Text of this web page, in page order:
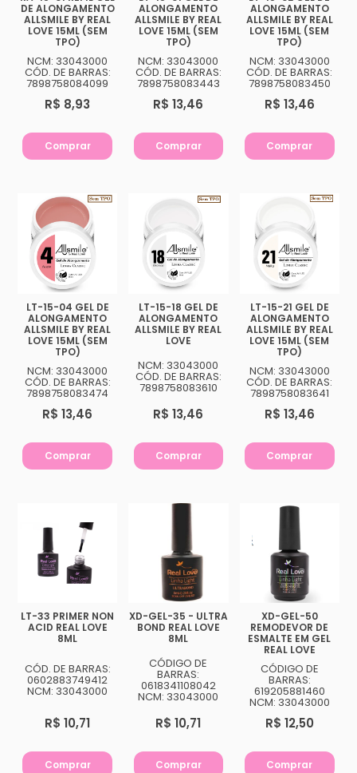
DE ALONGAMENTO
ALLSMILE BY REAL
LOVE 15ML (SEM
TPO)
NCM: 33043000
CÓD. DE BARRAS:
7898758084099
R$ 8,93
Comprar
ALONGAMENTO
ALLSMILE BY REAL
LOVE 15ML (SEM
TPO)
NCM: 33043000
CÓD. DE BARRAS:
7898758083443
R$ 13,46
Comprar
ALONGAMENTO
ALLSMILE BY REAL
LOVE 15ML (SEM
TPO)
NCM: 33043000
CÓD. DE BARRAS:
7898758083450
R$ 13,46
Comprar
LT-15-04 GEL DE
ALONGAMENTO
ALLSMILE BY REAL
LOVE 15ML (SEM
TPO)
NCM: 33043000
CÓD. DE BARRAS:
7898758083474
R$ 13,46
Comprar
LT-15-18 GEL DE
ALONGAMENTO
ALLSMILE BY REAL
LOVE
NCM: 33043000
CÓD. DE BARRAS:
7898758083610
R$ 13,46
Comprar
LT-15-21 GEL DE
ALONGAMENTO
ALLSMILE BY REAL
LOVE 15ML (SEM
TPO)
NCM: 33043000
CÓD. DE BARRAS:
7898758083641
R$ 13,46
Comprar
LT-33 PRIMER NON
ACID REAL LOVE
8ML
CÓD. DE BARRAS:
0602883749412
NCM: 33043000
R$ 10,71
Comprar
XD-GEL-35 - ULTRA
BOND REAL LOVE
8ML
CÓDIGO DE
BARRAS:
0618341108042
NCM: 33043000
R$ 10,71
Comprar
XD-GEL-50
REMODEVOR DE
ESMALTE EM GEL
REAL LOVE
CÓDIGO DE
BARRAS:
619205881460
NCM: 33043000
R$ 12,50
Comprar